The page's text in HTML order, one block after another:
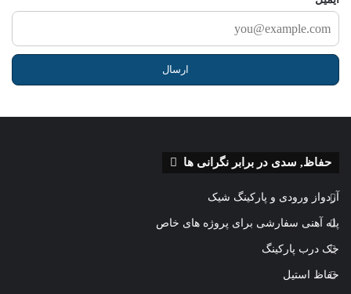
حفاظ, سدی در برابر نگرانی ها
آردواز ورودی و پارکینگ شیک
پله آهنی سفارشی برای پروژه های خاص
جک درب پارکینگ
حفاظ استیل